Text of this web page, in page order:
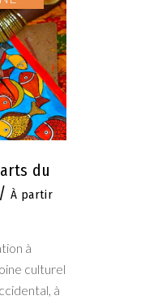
du
à
culturel
à